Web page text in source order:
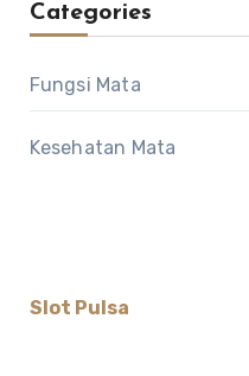
Categories
Fungsi Mata
Kesehatan Mata
Slot Pulsa